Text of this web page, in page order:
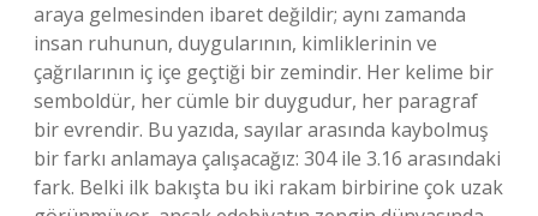
araya gelmesinden ibaret değildir; aynı zamanda
insan ruhunun, duygularının, kimliklerinin ve
çağrılarının iç içe geçtiği bir zemindir. Her kelime bir
semboldür, her cümle bir duygudur, her paragraf
bir evrendir. Bu yazıda, sayılar arasında kaybolmuş
bir farkı anlamaya çalışacağız: 304 ile 3.16 arasındaki
fark. Belki ilk bakışta bu iki rakam birbirine çok uzak